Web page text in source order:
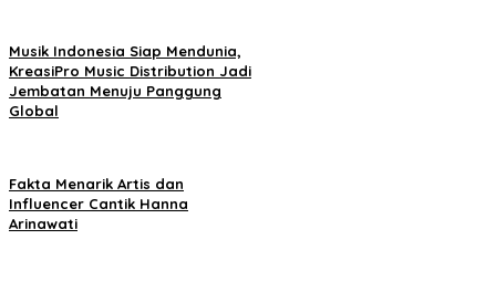
Musik Indonesia Siap Mendunia,
KreasiPro Music Distribution Jadi
Jembatan Menuju Panggung
Global
Fakta Menarik Artis dan
Influencer Cantik Hanna
Arinawati